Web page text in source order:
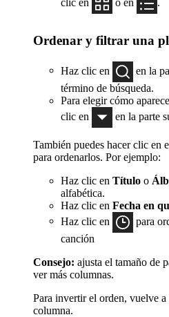
Ordenar y filtrar una
Haz clic en
en la
término de búsqueda.
Para elegir cómo
clic en
en la parte
También puedes hacer clic en
para ordenarlos. Por ejemplo:
Haz clic en Título o
alfabética.
Haz clic en Fecha en
Haz clic en
para
canción
Consejo: ajusta el tamaño de
ver más columnas.
Para invertir el orden, vuelve
columna.